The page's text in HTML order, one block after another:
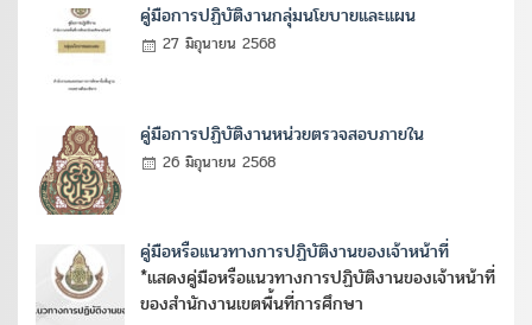
คู่มือการปฏิบัติงานกลุ่มนโยบายและแผน
27 มิถุนายน 2568
คู่มือการปฏิบัติงานหน่วยตรวจสอบภายใน
26 มิถุนายน 2568
คู่มือหรือแนวทางการปฏิบัติงานของเจ้าหน้าที่
*แสดงคู่มือหรือแนวทางการปฏิบัติงานของเจ้าหน้าที่
ของสำนักงานเขตพื้นที่การศึกษา